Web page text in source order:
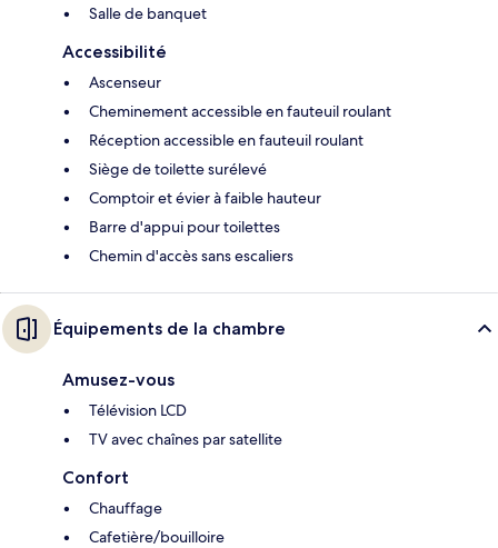
Salle de banquet
Accessibilité
Ascenseur
Cheminement accessible en fauteuil roulant
Réception accessible en fauteuil roulant
Siège de toilette surélevé
Comptoir et évier à faible hauteur
Barre d'appui pour toilettes
Chemin d'accès sans escaliers
Équipements de la chambre
Amusez-vous
Télévision LCD
TV avec chaînes par satellite
Confort
Chauffage
Cafetière/bouilloire